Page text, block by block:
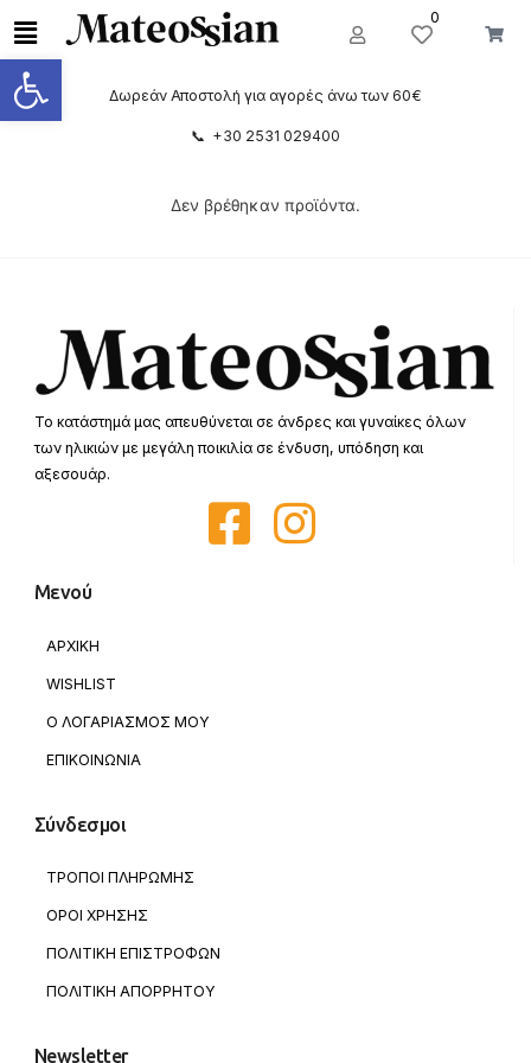
Ανοίξτε τη γραμμή εργαλείων
0
Δωρεάν Αποστολή για αγορές άνω των 60€
📞 +30 2531 029400
Δεν βρέθηκαν προϊόντα.
Το κατάστημά μας απευθύνεται σε άνδρες και γυναίκες όλων
των ηλικιών με μεγάλη ποικιλία σε ένδυση, υπόδηση και
αξεσουάρ.
Μενού
ΑΡΧΙΚΗ
WISHLIST
Ο ΛΟΓΑΡΙΑΣΜΟΣ ΜΟΥ
ΕΠΙΚΟΙΝΩΝΙΑ
Σύνδεσμοι
ΤΡΟΠΟΙ ΠΛΗΡΩΜΗΣ
ΟΡΟΙ ΧΡΗΣΗΣ
ΠΟΛΙΤΙΚΗ ΕΠΙΣΤΡΟΦΩΝ
ΠΟΛΙΤΙΚΗ ΑΠΟΡΡΗΤΟΥ
Newsletter